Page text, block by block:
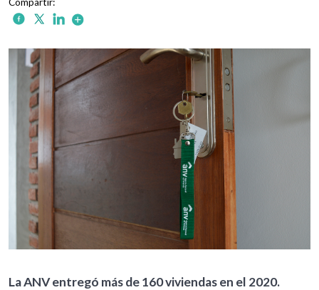
La ANV entregó más de 160 viviendas en el 2020.